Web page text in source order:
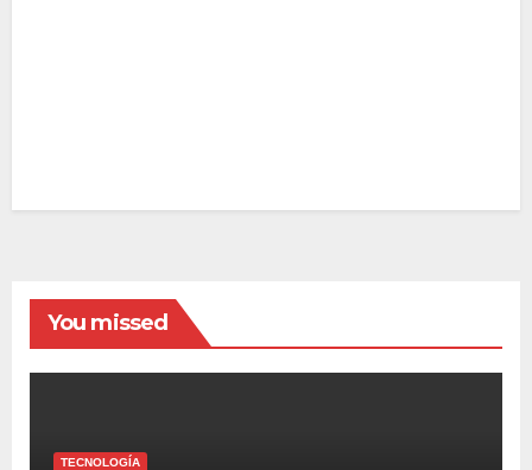
You missed
TECNOLOGÍA